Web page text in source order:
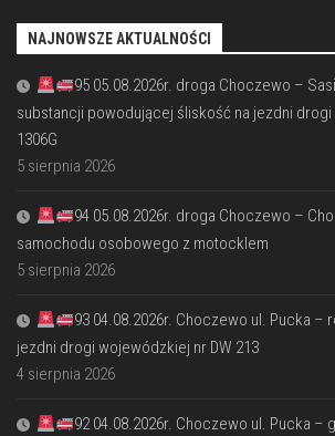
NAJNOWSZE AKTUALNOŚCI
95 05.08.2026r. droga Choczewo –
substancji powodującej śliskość na jezdni drogi
1306G
5 sierpnia 2026
94 05.08.2026r. droga Choczewo –
samochodu osobowego z motocklem
5 sierpnia 2026
93 04.08.2026r. Choczewo ul. Pucka –
jezdni drogi wojewódzkiej nr DW 213
4 sierpnia 2026
92 04.08.2026r. Choczewo ul. Pucka –